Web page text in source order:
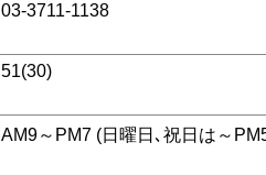
03-3711-1138
51(30)
AM9～PM7 (日曜日､祝日は～